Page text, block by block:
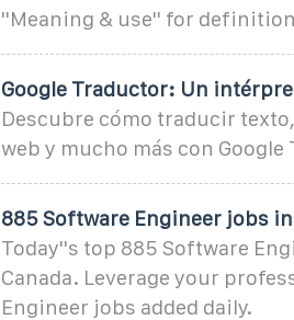
''Meaning & use'' for
Google Traductor: Un
Descubre cómo traducir
web y mucho más con Google
885 Software Engineer jobs
Today''s top 885 Software
Canada. Leverage your
Engineer jobs added daily.